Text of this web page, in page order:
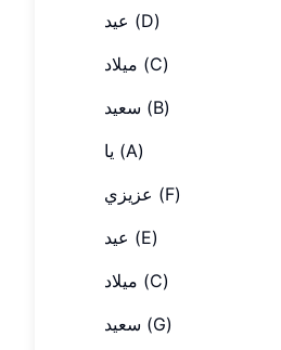
عيد (D)
ميلاد (C)
سعيد (B)
يا (A)
عزيزي (F)
عيد (E)
ميلاد (C)
سعيد (G)